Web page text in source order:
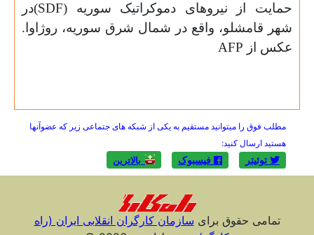
حمایت از نیروهای دموکراتیک سوریه (SDF)در
شهر قامشلو، واقع در شمال شرق سوریه، روژاوا.
عکس از AFP
مطلب فوق را میتوانید مستقیم به یکی از شبکه های جتماعی زیر که عضوآنها
هستید ارسال کنید:
توئیتر فیسبوک بالاترين
تمامی حقوق برای سازمان کارگران انقلابی ايران (راه